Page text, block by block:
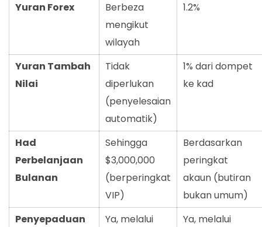
Yuran Forex
Berbeza
mengikut
wilayah
1.2%
Yuran Tambah
Nilai
Tidak
diperlukan
(penyelesaian
automatik)
1% dari dompet
ke kad
Had
Perbelanjaan
Bulanan
Sehingga
$3,000,000
(berperingkat
VIP)
Berdasarkan
peringkat
akaun (butiran
bukan umum)
Penyepaduan
Ya, melalui
Ya, melalui